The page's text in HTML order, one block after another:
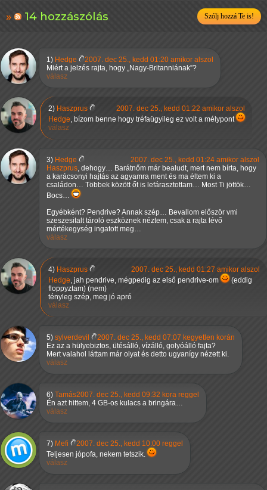
14 hozzászólás Szólj hozzá Te is!
1) Hedge
2007. dec 25., kedd 01:20 amikor alszol
Miért a jelzés rajta, hogy
Nagy-Britanniának ?
válasz
2) Haszprus
2007. dec 25., kedd 01:22 amikor alszol
Hedge, bízom benne hogy tréfaügyileg ez volt a mélypont
válasz
3) Hedge
2007. dec 25., kedd 01:24 amikor alszol
Haszprus, dehogy… Barátnőm már bealudt, mert nem bírta, hogy
a karácsonyi hajtás az agyamra ment és ma éltem ki a
családon… Többek között őt is lefárasztottam… Most Ti jöttök…
Bocs…
Egyébként? Pendrive? Annak szép… Bevallom először vmi
szeszesitalt tároló eszköznek néztem, csak a rajta lévő
mértékegység ingatott meg…
válasz
4) Haszprus
2007. dec 25., kedd 01:27 amikor alszol
Hedge, jah pendrive, mégpedig az első pendrive-om
(eddig
floppyztam) (nem)
tényleg szép, meg jó apró
válasz
5) sylverdevil
2007. dec 25., kedd 07:07 kegyetlen korán
Ez az a hülyebiztos, ütésálló, vízálló, golyóálló fajta?
Mert valahol láttam már olyat és detto ugyanígy nézett ki.
válasz
6) Tamás2007. dec 25., kedd 09:32 kora reggel
Én azt hittem, 4 GB-os kulacs a bringára…
válasz
7) Mefi
2007. dec 25., kedd 10:00 reggel
Teljesen jópofa, nekem tetszik.
válasz